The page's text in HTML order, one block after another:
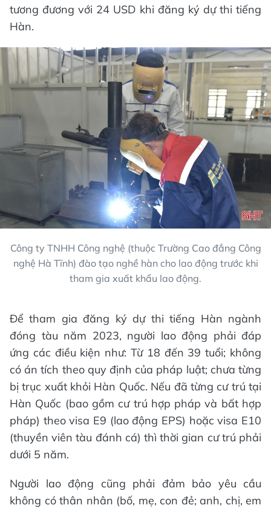
tương đương với 24 USD khi đăng ký dự thi tiếng
Hàn.
Công ty TNHH Công nghệ (thuộc Trường Cao đẳng Công
nghệ Hà Tĩnh) đào tạo nghề hàn cho lao động trước khi
tham gia xuất khẩu lao động.
Để tham gia đăng ký dự thi tiếng Hàn ngành
đóng tàu năm 2023, người lao động phải đáp
ứng các điều kiện như: Từ 18 đến 39 tuổi; không
có án tích theo quy định của pháp luật; chưa từng
bị trục xuất khỏi Hàn Quốc. Nếu đã từng cư trú tại
Hàn Quốc (bao gồm cư trú hợp pháp và bất hợp
pháp) theo visa E9 (lao động EPS) hoặc visa E10
(thuyền viên tàu đánh cá) thì thời gian cư trú phải
dưới 5 năm.
Người lao động cũng phải đảm bảo yêu cầu
không có thân nhân (bố, mẹ, con đẻ; anh, chị, em